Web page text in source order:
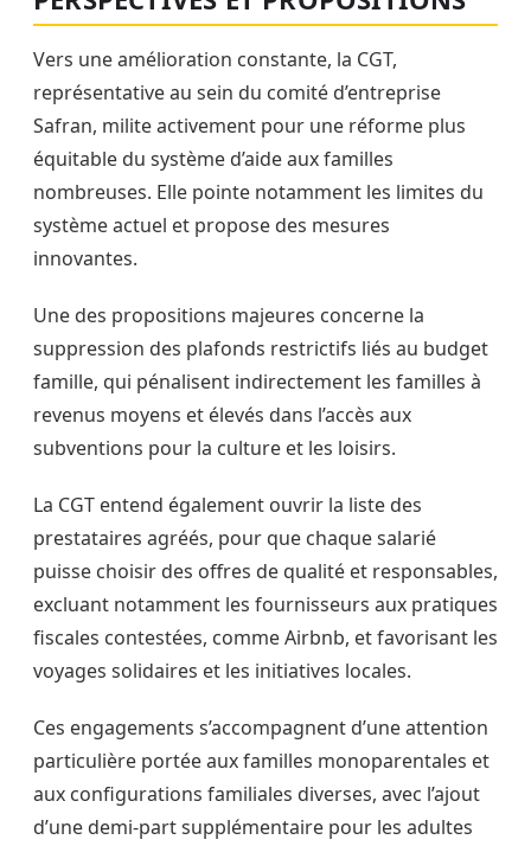
Vers une amélioration constante, la CGT,
représentative au sein du comité d’entreprise
Safran, milite activement pour une réforme plus
équitable du système d’aide aux familles
nombreuses. Elle pointe notamment les limites du
système actuel et propose des mesures
innovantes.
Une des propositions majeures concerne la
suppression des plafonds restrictifs liés au budget
famille, qui pénalisent indirectement les familles à
revenus moyens et élevés dans l’accès aux
subventions pour la culture et les loisirs.
La CGT entend également ouvrir la liste des
prestataires agréés, pour que chaque salarié
puisse choisir des offres de qualité et responsables,
excluant notamment les fournisseurs aux pratiques
fiscales contestées, comme Airbnb, et favorisant les
voyages solidaires et les initiatives locales.
Ces engagements s’accompagnent d’une attention
particulière portée aux familles monoparentales et
aux configurations familiales diverses, avec l’ajout
d’une demi-part supplémentaire pour les adultes